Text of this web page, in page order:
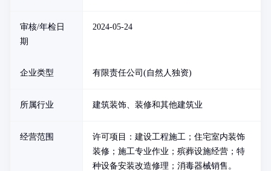
审核/年检日
期
2024-05-24
企业类型 有限责任公司(自然人独资)
所属行业 建筑装饰、装修和其他建筑业
经营范围
许可项目：建设工程施工；住宅室内装饰
装修；施工专业作业；殡葬设施经营；特
种设备安装改造修理；消毒器械销售。